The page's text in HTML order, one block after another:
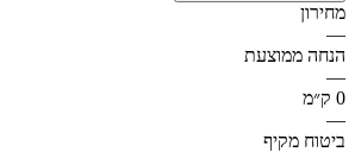
מחירון
—
הנחה ממוצעת
—
0 ק״מ
—
ביטוח מקיף